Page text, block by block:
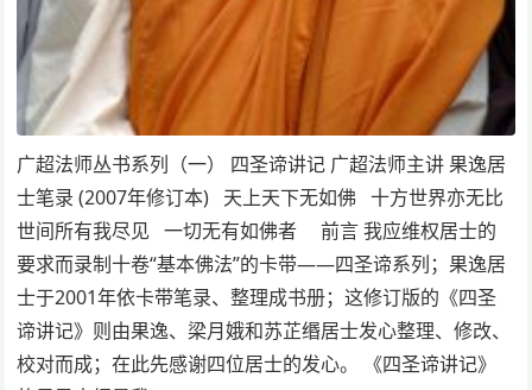
广超法师丛书系列（一） 四圣谛讲记 广超法师主讲 果逸居
士笔录 (2007年修订本) 天上天下无如佛 十方世界亦无比
世间所有我尽见 一切无有如佛者 前言 我应维权居士的
要求而录制十卷“基本佛法”的卡带——四圣谛系列；果逸居
士于2001年依卡带笔录、整理成书册；这修订版的《四圣
谛讲记》则由果逸、梁月娥和苏芷缗居士发心整理、修改、
校对而成；在此先感谢四位居士的发心。 《四圣谛讲记》